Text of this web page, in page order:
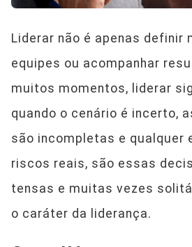
Liderar não é apenas definir
equipes ou acompanhar
muitos momentos, liderar
quando o cenário é incerto,
são incompletas e qualquer
riscos reais, são essas
tensas e muitas vezes
o caráter da liderança.